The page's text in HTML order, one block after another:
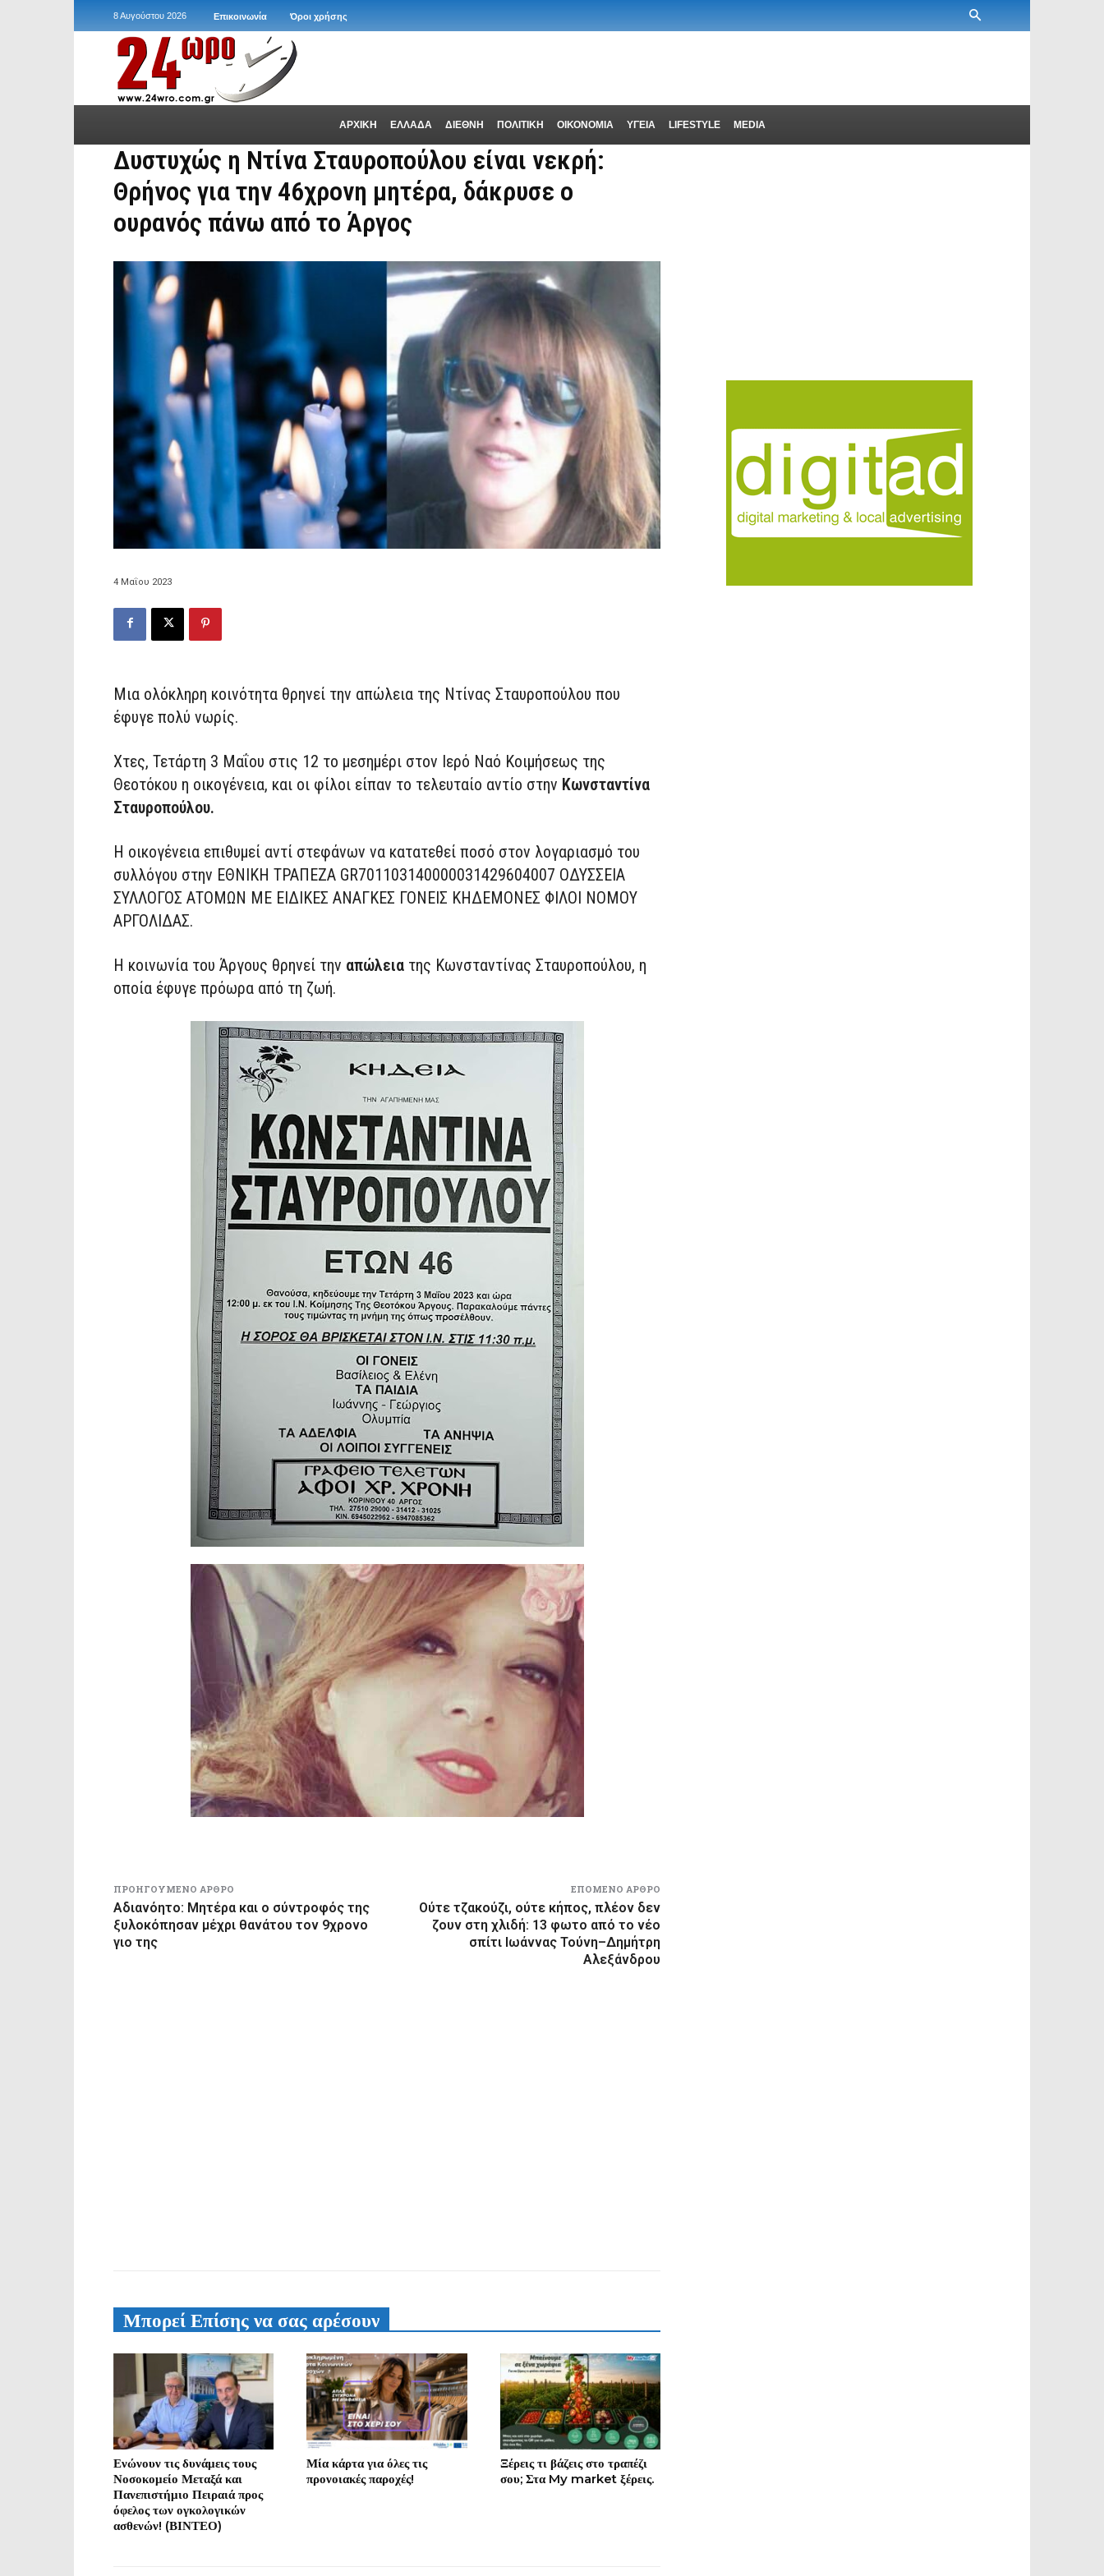
8 Αυγούστου 2026 Επικοινωνία Όροι χρήσης
ΑΡΧΙΚΗ ΕΛΛΑΔΑ ΔΙΕΘΝΗ ΠΟΛΙΤΙΚΗ ΟΙΚΟΝΟΜΙΑ ΥΓΕΙΑ LIFESTYLE MEDIA
Δυστυχώς η Ντίνα Σταυροπούλου είναι νεκρή:
Θρήνος για την 46χρονη μητέρα, δάκρυσε ο
ουρανός πάνω από το Άργος
4 Μαΐου 2023
Μια ολόκληρη κοινότητα θρηνεί την απώλεια της Ντίνας Σταυροπούλου που
έφυγε πολύ νωρίς.
Χτες, Τετάρτη 3 Μαΐου στις 12 το μεσημέρι στον Ιερό Ναό Κοιμήσεως της
Θεοτόκου η οικογένεια, και οι φίλοι είπαν το τελευταίο αντίο στην Κωνσταντίνα
Σταυροπούλου.
Η οικογένεια επιθυμεί αντί στεφάνων να κατατεθεί ποσό στον λογαριασμό του
συλλόγου στην ΕΘΝΙΚΗ ΤΡΑΠΕΖΑ GR701103140000031429604007 ΟΔΥΣΣΕΙΑ
ΣΥΛΛΟΓΟΣ ΑΤΟΜΩΝ ΜΕ ΕΙΔΙΚΕΣ ΑΝΑΓΚΕΣ ΓΟΝΕΙΣ ΚΗΔΕΜΟΝΕΣ ΦΙΛΟΙ ΝΟΜΟΥ
ΑΡΓΟΛΙΔΑΣ.
Η κοινωνία του Άργους θρηνεί την απώλεια της Κωνσταντίνας Σταυροπούλου, η
οποία έφυγε πρόωρα από τη ζωή.
ΠΡΟΗΓΟΎΜΕΝΟ ΆΡΘΡΟ
Αδιανόητο: Μητέρα και ο σύντροφός της
ξυλοκόπησαν μέχρι θανάτου τον 9χρονο
γιο της
ΕΠΌΜΕΝΟ ΆΡΘΡΟ
Ούτε τζακούζι, ούτε κήπος, πλέον δεν
ζουν στη χλιδή: 13 φωτο από το νέο
σπίτι Ιωάννας Τούνη–Δημήτρη
Αλεξάνδρου
Μπορεί Επίσης να σας αρέσουν
Ενώνουν τις δυνάμεις τους
Νοσοκομείο Μεταξά και
Πανεπιστήμιο Πειραιά προς
όφελος των ογκολογικών
ασθενών! (ΒΙΝΤΕΟ)
Μία κάρτα για όλες τις
προνοιακές παροχές!
Ξέρεις τι βάζεις στο τραπέζι
σου; Στα My market ξέρεις.